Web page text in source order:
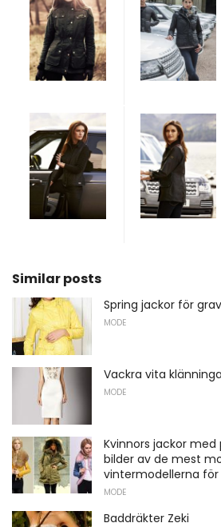
Similar posts
Spring jackor för
MODE
Vackra vita
MODE
Kvinnors jackor
bilder av de mest
vintermodellerna för
MODE
Baddräkter Zeki